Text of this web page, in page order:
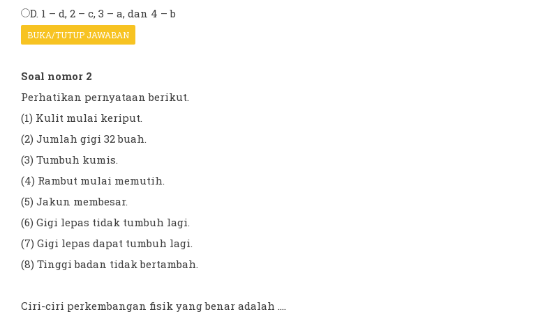
D. 1 – d, 2 – c, 3 – a, dan 4 – b
BUKA/TUTUP JAWABAN
Soal nomor 2
Perhatikan pernyataan berikut.
(1) Kulit mulai keriput.
(2) Jumlah gigi 32 buah.
(3) Tumbuh kumis.
(4) Rambut mulai memutih.
(5) Jakun membesar.
(6) Gigi lepas tidak tumbuh lagi.
(7) Gigi lepas dapat tumbuh lagi.
(8) Tinggi badan tidak bertambah.
Ciri-ciri perkembangan fisik yang benar adalah ....